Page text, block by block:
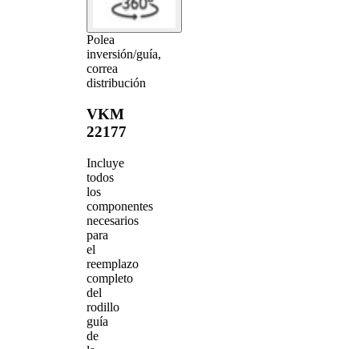
Polea
inversión/guía,
correa
distribución
VKM
22177
Incluye
todos
los
componentes
necesarios
para
el
reemplazo
completo
del
rodillo
guía
de